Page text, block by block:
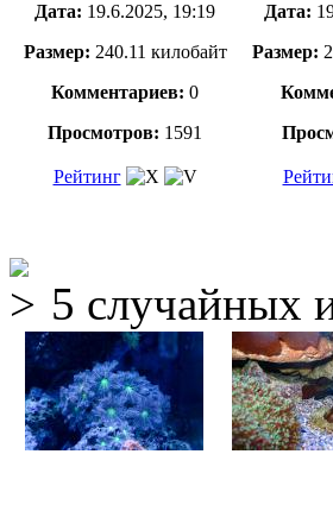
Дата: 19.6.2025, 19:19
Размер: 240.11 килобайт
Комментариев: 0
Просмотров: 1591
Рейтинг
Дата:
Размер:
5 случайных